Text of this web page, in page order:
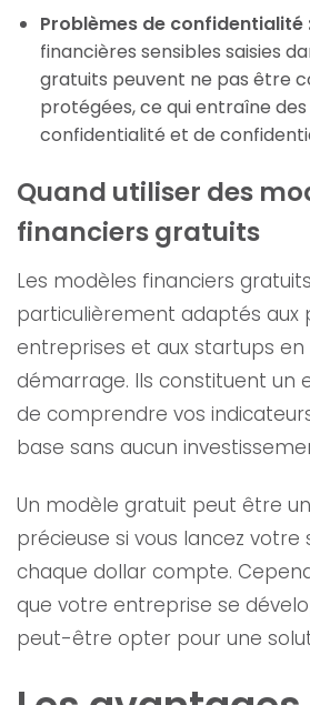
Problèmes de confidentialité
financières sensibles saisies
gratuits peuvent ne pas être
protégées, ce qui entraîne
confidentialité et de
Quand utiliser des
financiers gratuits
Les modèles financiers
particulièrement adaptés aux
entreprises et aux startups en
démarrage. Ils constituent un
de comprendre vos
base sans aucun
Un modèle gratuit peut être
précieuse si vous lancez
chaque dollar compte.
que votre entreprise se
peut-être opter pour une